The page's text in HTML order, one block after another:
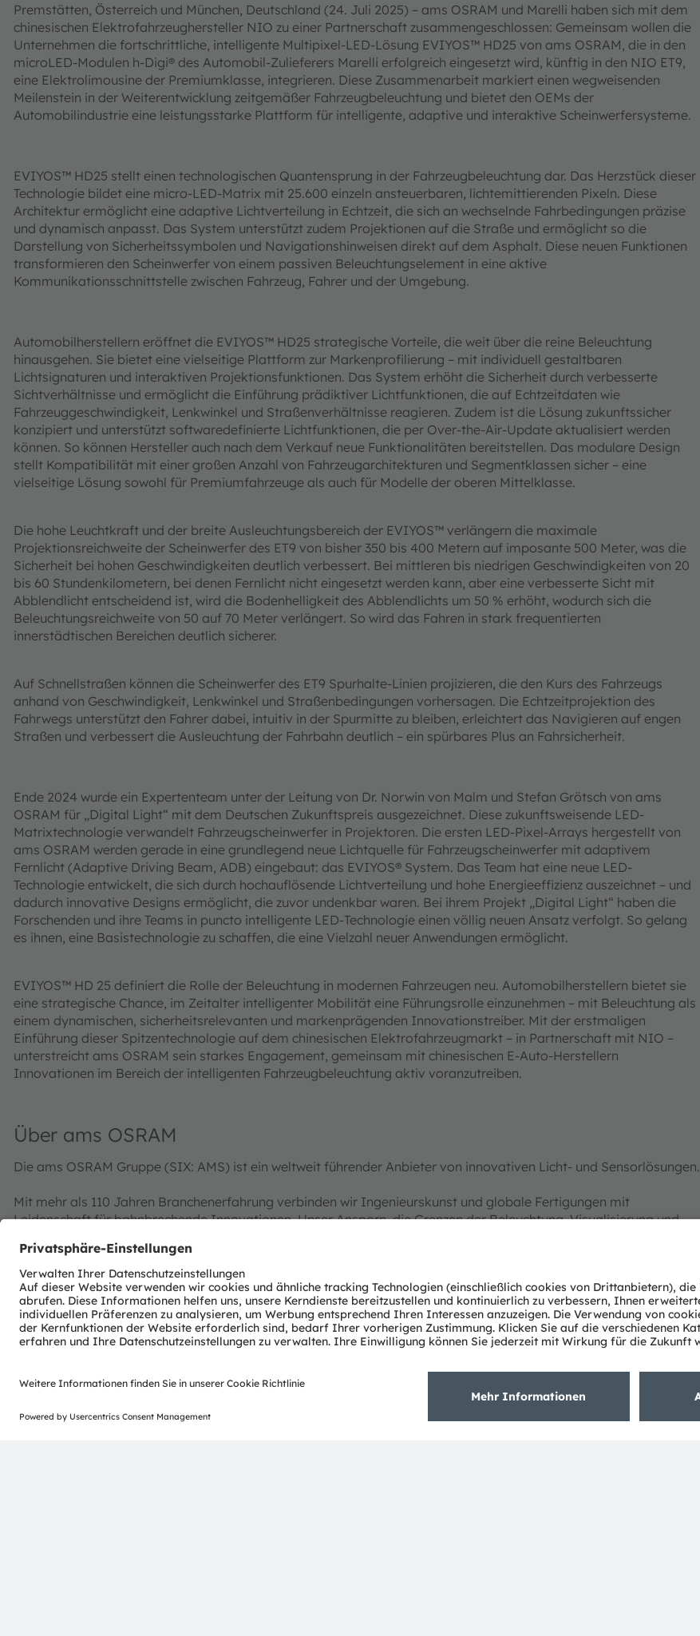
Premstätten, Österreich und München, Deutschland (24. Juli 2025) – ams OSRAM und Marelli haben sich mit dem
chinesischen Elektrofahrzeughersteller NIO zu einer Partnerschaft zusammengeschlossen: Gemeinsam wollen die
Unternehmen die fortschrittliche, intelligente Multipixel-LED-Lösung EVIYOS™ HD25 von ams OSRAM, die in den
microLED-Modulen h-Digi® des Automobil-Zulieferers Marelli erfolgreich eingesetzt wird, künftig in den NIO ET9,
eine Elektrolimousine der Premiumklasse, integrieren. Diese Zusammenarbeit markiert einen wegweisenden
Meilenstein in der Weiterentwicklung zeitgemäßer Fahrzeugbeleuchtung und bietet den OEMs der
Automobilindustrie eine leistungsstarke Plattform für intelligente, adaptive und interaktive Scheinwerfersysteme.
EVIYOS™ HD25 stellt einen technologischen Quantensprung in der Fahrzeugbeleuchtung dar. Das Herzstück dieser
Technologie bildet eine micro-LED-Matrix mit 25.600 einzeln ansteuerbaren, lichtemittierenden Pixeln. Diese
Architektur ermöglicht eine adaptive Lichtverteilung in Echtzeit, die sich an wechselnde Fahrbedingungen präzise
und dynamisch anpasst. Das System unterstützt zudem Projektionen auf die Straße und ermöglicht so die
Darstellung von Sicherheitssymbolen und Navigationshinweisen direkt auf dem Asphalt. Diese neuen Funktionen
transformieren den Scheinwerfer von einem passiven Beleuchtungselement in eine aktive
Kommunikationsschnittstelle zwischen Fahrzeug, Fahrer und der Umgebung.
Automobilherstellern eröffnet die EVIYOS™ HD25 strategische Vorteile, die weit über die reine Beleuchtung
hinausgehen. Sie bietet eine vielseitige Plattform zur Markenprofilierung – mit individuell gestaltbaren
Lichtsignaturen und interaktiven Projektionsfunktionen. Das System erhöht die Sicherheit durch verbesserte
Sichtverhältnisse und ermöglicht die Einführung prädiktiver Lichtfunktionen, die auf Echtzeitdaten wie
Fahrzeuggeschwindigkeit, Lenkwinkel und Straßenverhältnisse reagieren. Zudem ist die Lösung zukunftssicher
konzipiert und unterstützt softwaredefinierte Lichtfunktionen, die per Over-the-Air-Update aktualisiert werden
können. So können Hersteller auch nach dem Verkauf neue Funktionalitäten bereitstellen. Das modulare Design
stellt Kompatibilität mit einer großen Anzahl von Fahrzeugarchitekturen und Segmentklassen sicher – eine
vielseitige Lösung sowohl für Premiumfahrzeuge als auch für Modelle der oberen Mittelklasse.
Die hohe Leuchtkraft und der breite Ausleuchtungsbereich der EVIYOS™ verlängern die maximale
Projektionsreichweite der Scheinwerfer des ET9 von bisher 350 bis 400 Metern auf imposante 500 Meter, was die
Sicherheit bei hohen Geschwindigkeiten deutlich verbessert. Bei mittleren bis niedrigen Geschwindigkeiten von 20
bis 60 Stundenkilometern, bei denen Fernlicht nicht eingesetzt werden kann, aber eine verbesserte Sicht mit
Abblendlicht entscheidend ist, wird die Bodenhelligkeit des Abblendlichts um 50 % erhöht, wodurch sich die
Beleuchtungsreichweite von 50 auf 70 Meter verlängert. So wird das Fahren in stark frequentierten
innerstädtischen Bereichen deutlich sicherer.
Auf Schnellstraßen können die Scheinwerfer des ET9 Spurhalte-Linien projizieren, die den Kurs des Fahrzeugs
anhand von Geschwindigkeit, Lenkwinkel und Straßenbedingungen vorhersagen. Die Echtzeitprojektion des
Fahrwegs unterstützt den Fahrer dabei, intuitiv in der Spurmitte zu bleiben, erleichtert das Navigieren auf engen
Straßen und verbessert die Ausleuchtung der Fahrbahn deutlich – ein spürbares Plus an Fahrsicherheit.
Ende 2024 wurde ein Expertenteam unter der Leitung von Dr. Norwin von Malm und Stefan Grötsch von ams
OSRAM für „Digital Light“ mit dem Deutschen Zukunftspreis ausgezeichnet. Diese zukunftsweisende LED-
Matrixtechnologie verwandelt Fahrzeugscheinwerfer in Projektoren. Die ersten LED-Pixel-Arrays hergestellt von
ams OSRAM werden gerade in eine grundlegend neue Lichtquelle für Fahrzeugscheinwerfer mit adaptivem
Fernlicht (Adaptive Driving Beam, ADB) eingebaut: das EVIYOS® System. Das Team hat eine neue LED-
Technologie entwickelt, die sich durch hochauflösende Lichtverteilung und hohe Energieeffizienz auszeichnet – und
dadurch innovative Designs ermöglicht, die zuvor undenkbar waren. Bei ihrem Projekt „Digital Light“ haben die
Forschenden und ihre Teams in puncto intelligente LED-Technologie einen völlig neuen Ansatz verfolgt. So gelang
es ihnen, eine Basistechnologie zu schaffen, die eine Vielzahl neuer Anwendungen ermöglicht.
EVIYOS™ HD 25 definiert die Rolle der Beleuchtung in modernen Fahrzeugen neu. Automobilherstellern bietet sie
eine strategische Chance, im Zeitalter intelligenter Mobilität eine Führungsrolle einzunehmen – mit Beleuchtung als
einem dynamischen, sicherheitsrelevanten und markenprägenden Innovationstreiber. Mit der erstmaligen
Einführung dieser Spitzentechnologie auf dem chinesischen Elektrofahrzeugmarkt – in Partnerschaft mit NIO –
unterstreicht ams OSRAM sein starkes Engagement, gemeinsam mit chinesischen E-Auto-Herstellern
Innovationen im Bereich der intelligenten Fahrzeugbeleuchtung aktiv voranzutreiben.
Über ams OSRAM
Die ams OSRAM Gruppe (SIX: AMS) ist ein weltweit führender Anbieter von innovativen Licht- und Sensorlösungen.
Mit mehr als 110 Jahren Branchenerfahrung verbinden wir Ingenieurskunst und globale Fertigungen mit
Leidenschaft für bahnbrechende Innovationen. Unser Ansporn, die Grenzen der Beleuchtung, Visualisierung und
und Consumer-Elektronik.
„Sense the power of light“ – unser Erfolg basiert auf dem tiefen Verständnis des Potenzials von Licht sowie
unserem einzigartigen Portfolio an Emitter- und Sensortechnologien. Rund 19.700 Mitarbeiter weltweit
konzentrieren sich auf wegweisende Innovationen im Zusammenhang mit gesellschaftlichen Megatrends wie
Digitalisierung, Smart Living und Nachhaltigkeit. Das spiegelt sich in über 13.000 erteilten und angemeldeten
Die Gruppe mit Hauptsitz in Premstätten/Graz (Österreich) und einem Co-Hauptsitz in München (Deutschland)
erzielte 2024 einen Umsatz von 3,4 Milliarden Euro und ist als ams-OSRAM AG an der SIX Swiss Exchange notiert